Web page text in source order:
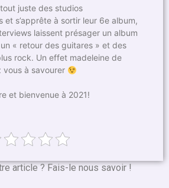
juste des studios
et s’apprête à sortir leur 6e album,
laissent présager un album
« retour des guitares » et des
rock. Un effet madeleine de
vous à savourer
et bienvenue à 2021!
article ? Fais-le nous savoir !